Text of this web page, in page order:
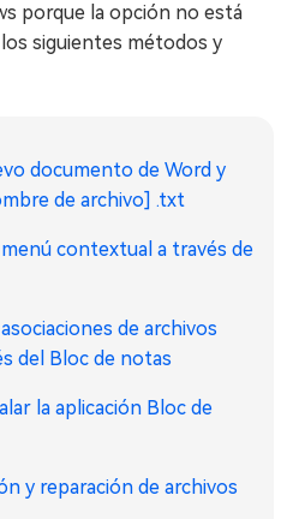
porque la opción no está
siguientes métodos y
documento de Word y
de archivo] .txt
contextual a través de
de archivos
del Bloc de notas
la aplicación Bloc de
y reparación de archivos